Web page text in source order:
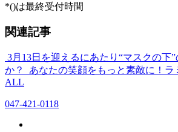
*()は最終受付時間
関連記事
3月13日を迎えるにあたり“マスクの下
か？
あなたの笑顔をもっと素敵に！ラ
ALL
047-421-0118